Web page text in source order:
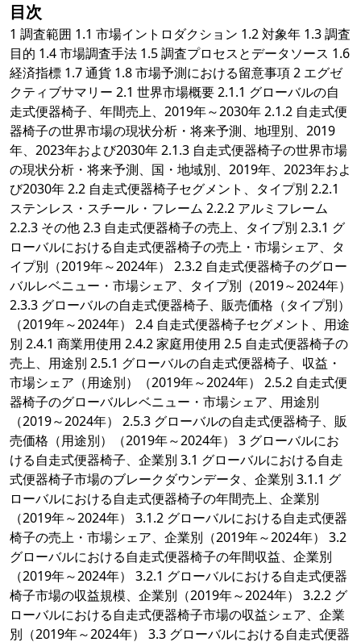
目次
1 調査範囲 1.1 市場イントロダクション 1.2 対象年 1.3 調査
目的 1.4 市場調査手法 1.5 調査プロセスとデータソース 1.6
経済指標 1.7 通貨 1.8 市場予測における留意事項 2 エグゼ
クティブサマリー 2.1 世界市場概要 2.1.1 グローバルの自
走式便器椅子、年間売上、2019年～2030年 2.1.2 自走式便
器椅子の世界市場の現状分析・将来予測、地理別、2019
年、2023年および2030年 2.1.3 自走式便器椅子の世界市場
の現状分析・将来予測、国・地域別、2019年、2023年およ
び2030年 2.2 自走式便器椅子セグメント、タイプ別 2.2.1
ステンレス・スチール・フレーム 2.2.2 アルミフレーム
2.2.3 その他 2.3 自走式便器椅子の売上、タイプ別 2.3.1 グ
ローバルにおける自走式便器椅子の売上・市場シェア、タ
イプ別（2019年～2024年） 2.3.2 自走式便器椅子のグロー
バルレベニュー・市場シェア、タイプ別（2019～2024年）
2.3.3 グローバルの自走式便器椅子、販売価格（タイプ別）
（2019年～2024年） 2.4 自走式便器椅子セグメント、用途
別 2.4.1 商業用使用 2.4.2 家庭用使用 2.5 自走式便器椅子の
売上、用途別 2.5.1 グローバルの自走式便器椅子、収益・
市場シェア（用途別）（2019年～2024年） 2.5.2 自走式便
器椅子のグローバルレベニュー・市場シェア、用途別
（2019～2024年） 2.5.3 グローバルの自走式便器椅子、販
売価格（用途別）（2019年～2024年） 3 グローバルにお
ける自走式便器椅子、企業別 3.1 グローバルにおける自走
式便器椅子市場のブレークダウンデータ、企業別 3.1.1 グ
ローバルにおける自走式便器椅子の年間売上、企業別
（2019年～2024年） 3.1.2 グローバルにおける自走式便器
椅子の売上・市場シェア、企業別（2019年～2024年） 3.2
グローバルにおける自走式便器椅子の年間収益、企業別
（2019年～2024年） 3.2.1 グローバルにおける自走式便器
椅子市場の収益規模、企業別（2019年～2024年） 3.2.2 グ
ローバルにおける自走式便器椅子市場の収益シェア、企業
別（2019年～2024年） 3.3 グローバルにおける自走式便器